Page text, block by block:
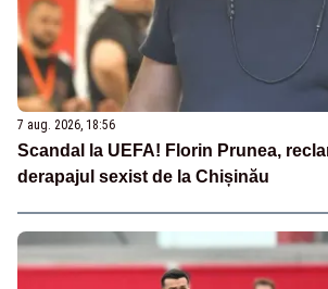
7 aug. 2026, 18:56
Scandal la UEFA! Florin Prunea,
derapajul sexist de la Chișinău